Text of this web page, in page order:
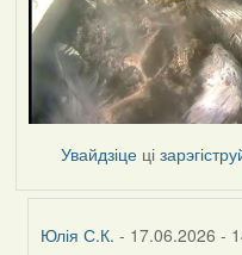
Увайдзіце ці
Юлія С.К. - 17.06.2026 -